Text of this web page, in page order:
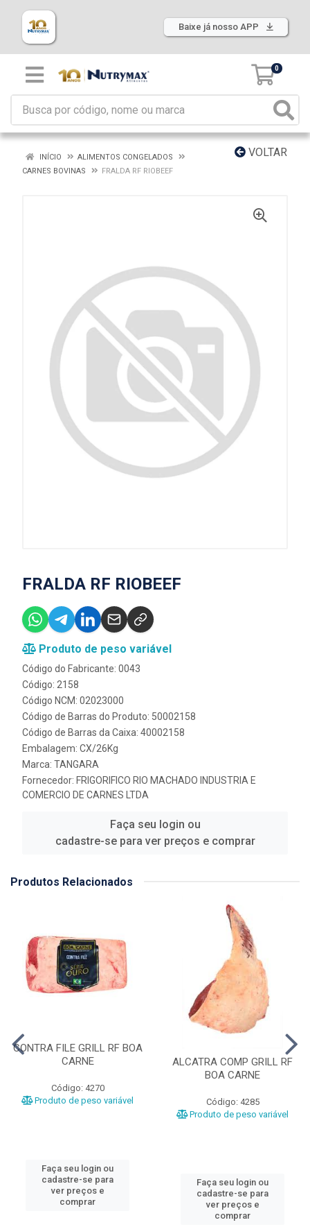
Baixe já nosso APP
0
VOLTAR
INÍCIO
ALIMENTOS CONGELADOS
CARNES BOVINAS
FRALDA RF RIOBEEF
FRALDA RF RIOBEEF
Produto de peso variável
Código do Fabricante: 0043
Código: 2158
Código NCM: 02023000
Código de Barras do Produto: 50002158
Código de Barras da Caixa: 40002158
Embalagem: CX/26Kg
Marca: TANGARA
Fornecedor: FRIGORIFICO RIO MACHADO INDUSTRIA E
COMERCIO DE CARNES LTDA
Faça seu login ou
cadastre-se para ver preços e comprar
Produtos Relacionados
CONTRA FILE GRILL RF BOA
CARNE
Código: 4270
Produto de peso variável
Faça seu login ou
cadastre-se para
ver preços e
comprar
ALCATRA COMP GRILL RF
BOA CARNE
Código: 4285
Produto de peso variável
Faça seu login ou
cadastre-se para
ver preços e
comprar